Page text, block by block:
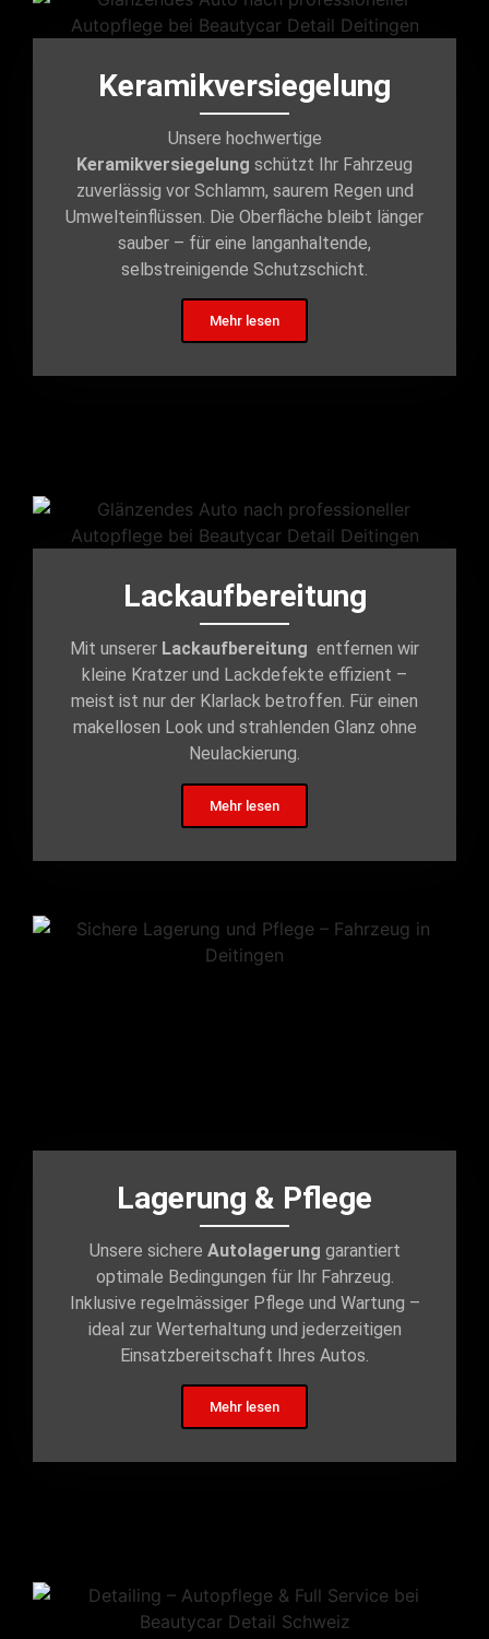
Keramikversiegelung
Unsere hochwertige
Keramikversiegelung schützt Ihr Fahrzeug
zuverlässig vor Schlamm, saurem Regen und
Umwelteinflüssen. Die Oberfläche bleibt länger
sauber – für eine langanhaltende,
selbstreinigende Schutzschicht.
Mehr lesen
Lackaufbereitung
Mit unserer Lackaufbereitung entfernen wir
kleine Kratzer und Lackdefekte effizient –
meist ist nur der Klarlack betroffen. Für einen
makellosen Look und strahlenden Glanz ohne
Neulackierung.
Mehr lesen
Lagerung & Pflege
Unsere sichere Autolagerung garantiert
optimale Bedingungen für Ihr Fahrzeug.
Inklusive regelmässiger Pflege und Wartung –
ideal zur Werterhaltung und jederzeitigen
Einsatzbereitschaft Ihres Autos.
Mehr lesen